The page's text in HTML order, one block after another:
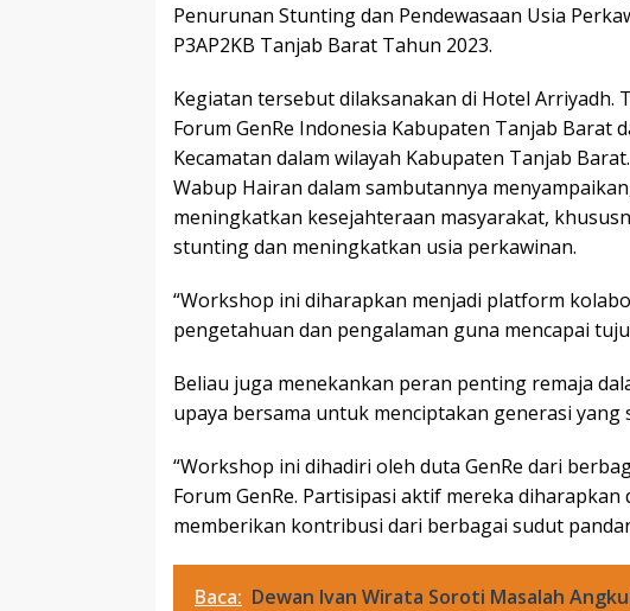
Penurunan Stunting dan Pendewasaan Usia
P3AP2KB Tanjab Barat Tahun 2023.
Kegiatan tersebut dilaksanakan di Hotel Arriyadh.
Forum GenRe Indonesia Kabupaten Tanjab Barat
Kecamatan dalam wilayah Kabupaten Tanjab Barat.
Wabup Hairan dalam sambutannya
meningkatkan kesejahteraan masyarakat,
stunting dan meningkatkan usia perkawinan.
“Workshop ini diharapkan menjadi platform
pengetahuan dan pengalaman guna mencapai
Beliau juga menekankan peran penting remaja
upaya bersama untuk menciptakan generasi yang
“Workshop ini dihadiri oleh duta GenRe dari
Forum GenRe. Partisipasi aktif mereka
memberikan kontribusi dari berbagai sudut
Baca: Dewan Ivan Wirata Soroti Masalah